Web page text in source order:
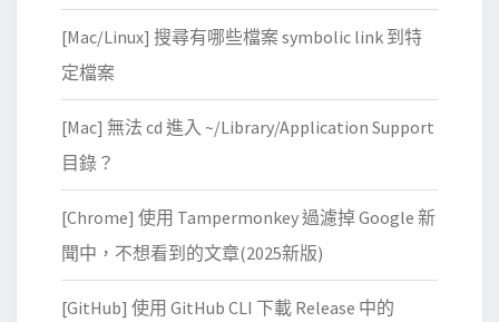
l
[Mac/Linux] 搜尋有哪些檔案 symbolic link 到特
定檔案
[Mac] 無法 cd 進入 ~/Library/Application Support
目錄？
[Chrome] 使用 Tampermonkey 過濾掉 Google 新
聞中，不想看到的文章(2025新版)
[GitHub] 使用 GitHub CLI 下載 Release 中的